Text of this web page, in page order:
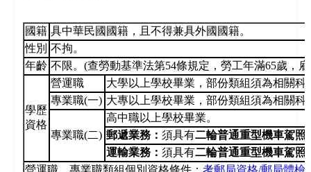
國籍 具中華民國國籍，且不得兼具外國國籍。
性別 不拘。
年齡 不限。(查勞動基準法第54條規定，勞工年滿65歲，
學歷
資格
營運職
大學以上學校畢業，部份類組須為相關科
專業職(一) 大專以上學校畢業，部份類組須為相關科
專業職(二)
高中職以上學校畢業。
郵遞業務： 須具有二輪普通重型機車駕照
運輸業務： 須具有二輪普通重型機車駕照
營運職、專業職類組個別資格條件： 考郵局資格/郵局體檢